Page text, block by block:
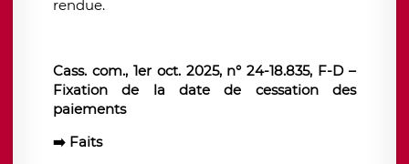
rendue.
Cass. com., 1er oct. 2025, n° 24-18.835, F-D –
Fixation de la date de cessation des
paiements
➡️ Faits